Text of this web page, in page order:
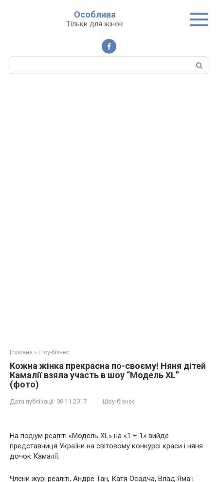
Особлива
Тільки для жінок
Пошук:
Головна » Шоу-бізнес
Кожна жінка прекрасна по-своєму! Няня дітей
Камалії взяла участь в шоу “Модель XL”
(фото)
Дата публікації: 08.11.2017 Шоу-бізнес
На подіум реаліті «Модель XL» на «1 + 1» вийде
представниця України на світовому конкурсі краси і няня
дочок Камалії.
Члени журі реаліті, Андре Тан, Катя Осадча, Влад Яма і